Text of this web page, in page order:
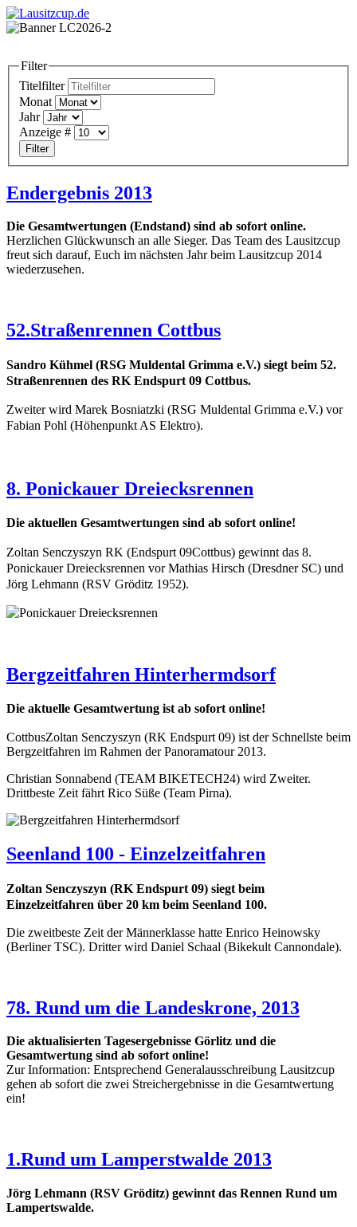
Filter
Titelfilter
Monat
Jahr
Anzeige #
Filter
Endergebnis 2013
Die Gesamtwertungen (Endstand) sind ab sofort online.
Herzlichen Glückwunsch an alle Sieger. Das Team des Lausitzcup
freut sich darauf, Euch im nächsten Jahr beim Lausitzcup 2014
wiederzusehen.
52.Straßenrennen Cottbus
Sandro Kühmel (RSG Muldental Grimma e.V.) siegt beim 52.
Straßenrennen des RK Endspurt 09 Cottbus.
Zweiter wird Marek Bosniatzki (RSG Muldental Grimma e.V.) vor
Fabian Pohl (Höhenpunkt AS Elektro).
8. Ponickauer Dreiecksrennen
Die aktuellen Gesamtwertungen sind ab sofort online!
Zoltan Senczyszyn RK (Endspurt 09Cottbus) gewinnt das 8.
Ponickauer Dreiecksrennen vor Mathias Hirsch (Dresdner SC) und
Jörg Lehmann (RSV Gröditz 1952).
Bergzeitfahren Hinterhermdsorf
Die aktuelle Gesamtwertung ist ab sofort online!
CottbusZoltan Senczyszyn (RK Endspurt 09) ist der Schnellste beim
Bergzeitfahren im Rahmen der Panoramatour 2013.
Christian Sonnabend (TEAM BIKETECH24) wird Zweiter.
Drittbeste Zeit fährt Rico Süße (Team Pirna).
Seenland 100 - Einzelzeitfahren
Zoltan Senczyszyn (RK Endspurt 09) siegt beim
Einzelzeitfahren über 20 km beim Seenland 100.
Die zweitbeste Zeit der Männerklasse hatte Enrico Heinowsky
(Berliner TSC). Dritter wird Daniel Schaal (Bikekult Cannondale).
78. Rund um die Landeskrone, 2013
Die aktualisierten Tagesergebnisse Görlitz und die
Gesamtwertung sind ab sofort online!
Zur Information: Entsprechend Generalausschreibung Lausitzcup
gehen ab sofort die zwei Streichergebnisse in die Gesamtwertung
ein!
1.Rund um Lamperstwalde 2013
Jörg Lehmann (RSV Gröditz) gewinnt das Rennen Rund um
Lampertswalde.